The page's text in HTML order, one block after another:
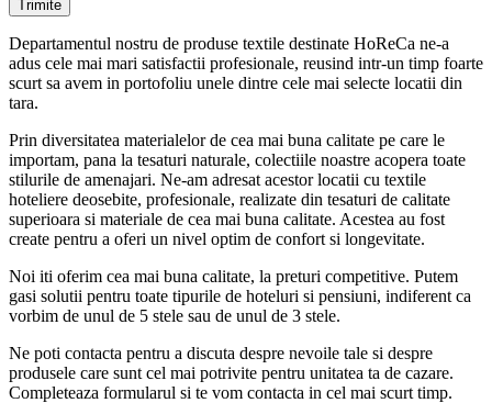
Departamentul nostru de produse textile destinate HoReCa ne-a
adus cele mai mari satisfactii profesionale, reusind intr-un timp foarte
scurt sa avem in portofoliu unele dintre cele mai selecte locatii din
tara.
Prin diversitatea materialelor de cea mai buna calitate pe care le
importam, pana la tesaturi naturale, colectiile noastre acopera toate
stilurile de amenajari. Ne-am adresat acestor locatii cu textile
hoteliere deosebite, profesionale, realizate din tesaturi de calitate
superioara si materiale de cea mai buna calitate. Acestea au fost
create pentru a oferi un nivel optim de confort si longevitate.
Noi iti oferim cea mai buna calitate, la preturi competitive. Putem
gasi solutii pentru toate tipurile de hoteluri si pensiuni, indiferent ca
vorbim de unul de 5 stele sau de unul de 3 stele.
Ne poti contacta pentru a discuta despre nevoile tale si despre
produsele care sunt cel mai potrivite pentru unitatea ta de cazare.
Completeaza formularul si te vom contacta in cel mai scurt timp.